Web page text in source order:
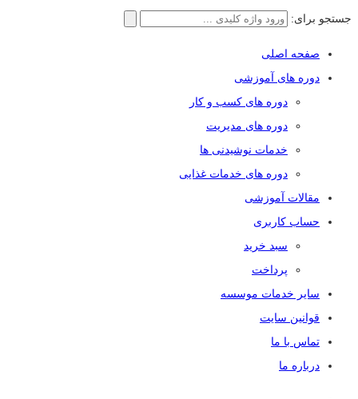
جستجو برای:
صفحه اصلی
دوره های آموزشی
دوره های کسب و کار
دوره های مدیریت
خدمات نوشیدنی ها
دوره های خدمات غذایی
مقالات آموزشی
حساب کاربری
سبد خرید
پرداخت
سایر خدمات موسسه
قوانین سایت
تماس با ما
درباره ما